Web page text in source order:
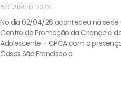
6 DE ABRIL DE 2026
No dia 02/04/26 aconteceu na sede
Centro de Promoção da Criança e
Adolescente – CPCA com a
Casas São Francisco e